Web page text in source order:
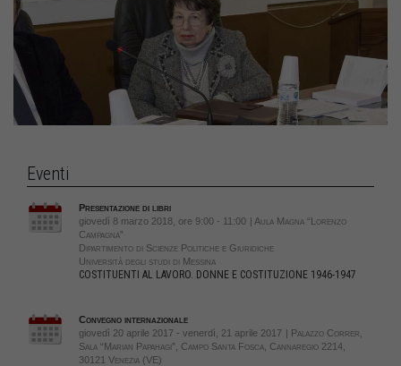
Eventi
Presentazione di libri
giovedì 8 marzo 2018, ore 9:00 - 11:00 | Aula Magna “Lorenzo
Campagna”
Dipartimento di Scienze Politiche e Giuridiche
Università degli studi di Messina
COSTITUENTI AL LAVORO. DONNE E COSTITUZIONE 1946-1947
Convegno internazionale
giovedì 20 aprile 2017 - venerdì, 21 aprile 2017 | Palazzo Correr,
Sala “Marian Papahagi”, Campo Santa Fosca, Cannaregio 2214,
30121 Venezia (VE)